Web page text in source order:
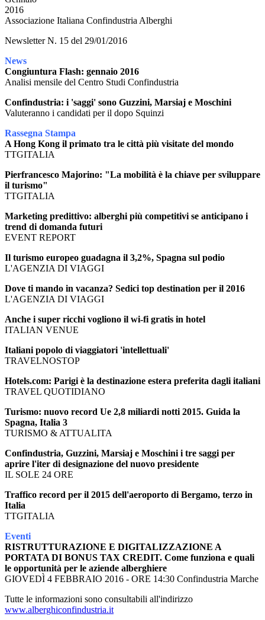
2016
Associazione Italiana Confindustria Alberghi
Newsletter N. 15 del 29/01/2016
News
Congiuntura Flash: gennaio 2016
Analisi mensile del Centro Studi Confindustria
Confindustria: i 'saggi' sono Guzzini, Marsiaj e Moschini
Valuteranno i candidati per il dopo Squinzi
Rassegna Stampa
A Hong Kong il primato tra le città più visitate del mondo
TTGITALIA
Pierfrancesco Majorino: "La mobilità è la chiave per sviluppare
il turismo"
TTGITALIA
Marketing predittivo: alberghi più competitivi se anticipano i
trend di domanda futuri
EVENT REPORT
Il turismo europeo guadagna il 3,2%, Spagna sul podio
L'AGENZIA DI VIAGGI
Dove ti mando in vacanza? Sedici top destination per il 2016
L'AGENZIA DI VIAGGI
Anche i super ricchi vogliono il wi-fi gratis in hotel
ITALIAN VENUE
Italiani popolo di viaggiatori 'intellettuali'
TRAVELNOSTOP
Hotels.com: Parigi è la destinazione estera preferita dagli italiani
TRAVEL QUOTIDIANO
Turismo: nuovo record Ue 2,8 miliardi notti 2015. Guida la
Spagna, Italia 3
TURISMO & ATTUALITA
Confindustria, Guzzini, Marsiaj e Moschini i tre saggi per
aprire l'iter di designazione del nuovo presidente
IL SOLE 24 ORE
Traffico record per il 2015 dell'aeroporto di Bergamo, terzo in
Italia
TTGITALIA
Eventi
RISTRUTTURAZIONE E DIGITALIZZAZIONE A
PORTATA DI BONUS TAX CREDIT. Come funziona e quali
le opportunità per le aziende alberghiere
GIOVEDÌ 4 FEBBRAIO 2016 - ORE 14:30 Confindustria Marche
Tutte le informazioni sono consultabili all'indirizzo
www.alberghiconfindustria.it